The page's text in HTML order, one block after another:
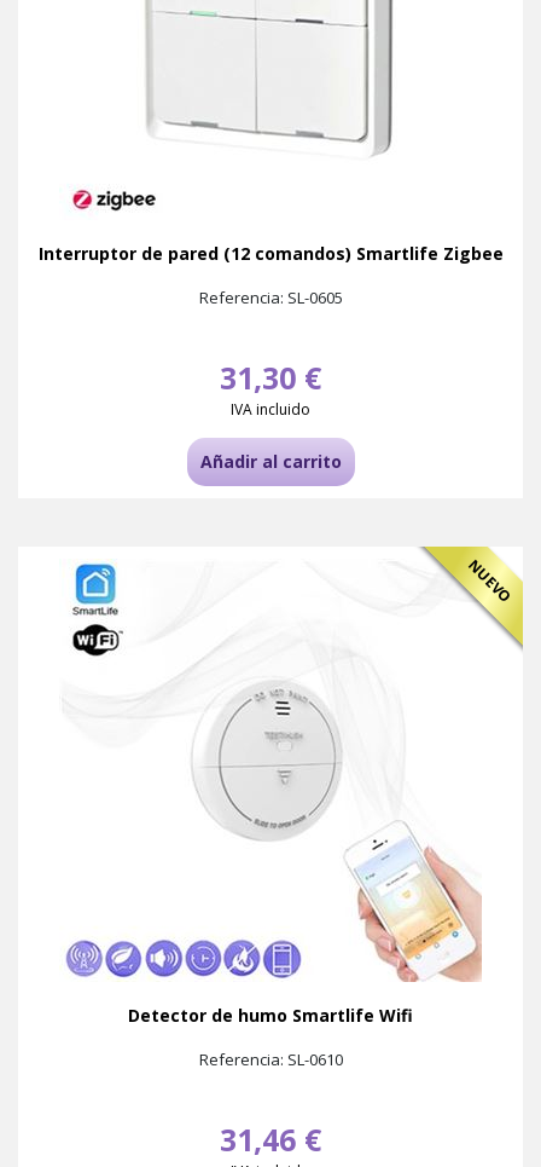
Interruptor de pared (12 comandos) Smartlife Zigbee
Referencia: SL-0605
31,30 €
IVA incluido
Añadir al carrito
NUEVO
Detector de humo Smartlife Wifi
Referencia: SL-0610
31,46 €